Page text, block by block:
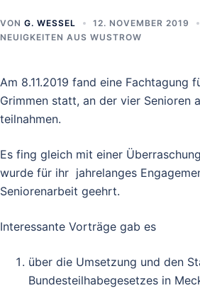
VON G. WESSEL
12. NOVEMBER 2019
NEUIGKEITEN AUS WUSTROW
Am 8.11.2019 fand eine Fachtagung
Grimmen statt, an der vier Senioren
teilnahmen.
Es fing gleich mit einer
wurde für ihr jahrelanges
Seniorenarbeit geehrt.
Interessante Vorträge gab es
über die Umsetzung und den
Bundesteilhabegesetzes in